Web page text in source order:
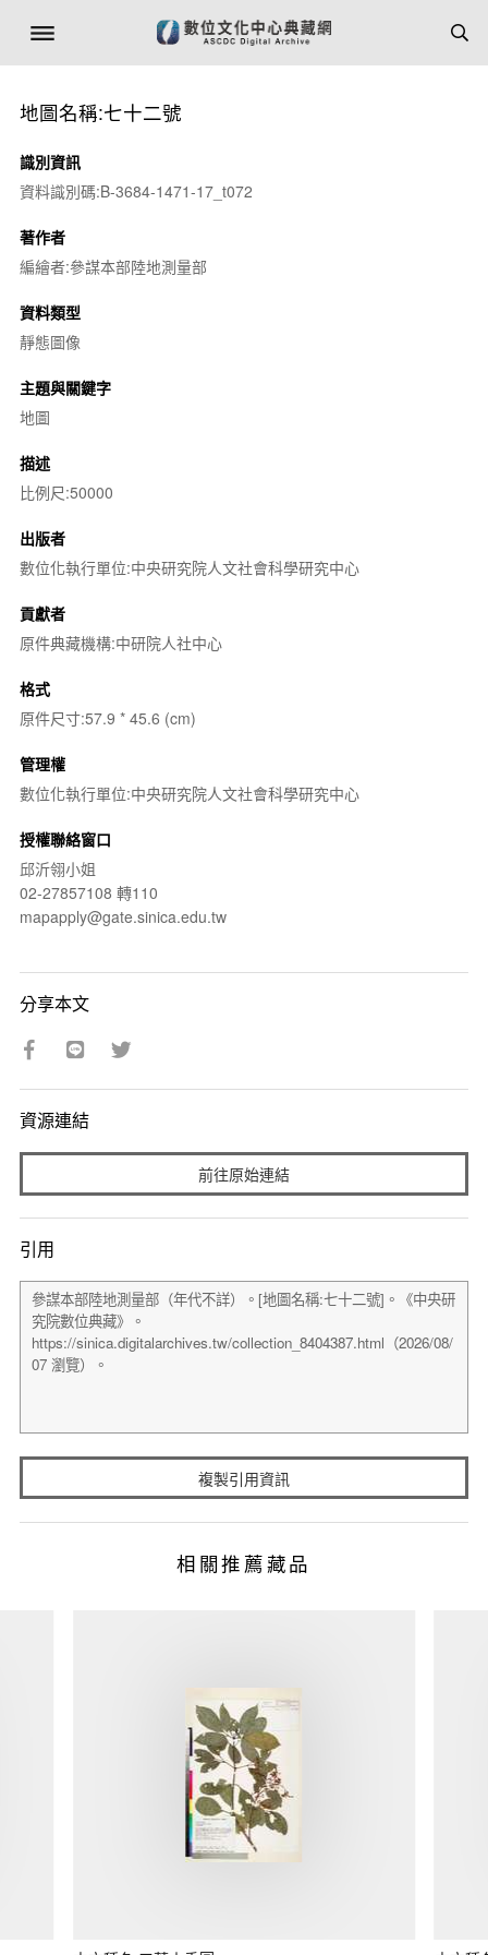
地圖名稱:七十二號
識別資訊
資料識別碼:B-3684-1471-17_t072
著作者
編繪者:參謀本部陸地測量部
資料類型
靜態圖像
主題與關鍵字
地圖
描述
比例尺:50000
出版者
數位化執行單位:中央研究院人文社會科學研究中心
貢獻者
原件典藏機構:中研院人社中心
格式
原件尺寸:57.9 * 45.6 (cm)
管理權
數位化執行單位:中央研究院人文社會科學研究中心
授權聯絡窗口
邱沂翎小姐
02-27857108 轉110
mapapply@gate.sinica.edu.tw
分享本文
資源連結
前往原始連結
引用
複製引用資訊
相關推薦藏品